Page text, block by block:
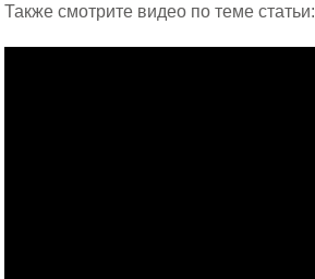
Также смотрите видео по теме статьи: